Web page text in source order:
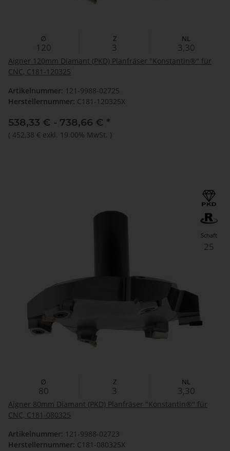
∅
120
Z
3
NL
3,30
Aigner 120mm Diamant (PKD) Planfräser "Konstantin®" für
CNC, C181-120325
Artikelnummer: 121-9988-02725
Herstellernummer: C181-120325X
538,33 € - 738,66 € *
( 452,38 € exkl. 19.00% MwSt. )
∅
80
Z
3
NL
3,30
Schaft
25
Aigner 80mm Diamant (PKD) Planfräser "Konstantin®" für
CNC, C181-080325
Artikelnummer: 121-9988-02723
Herstellernummer: C181-080325X